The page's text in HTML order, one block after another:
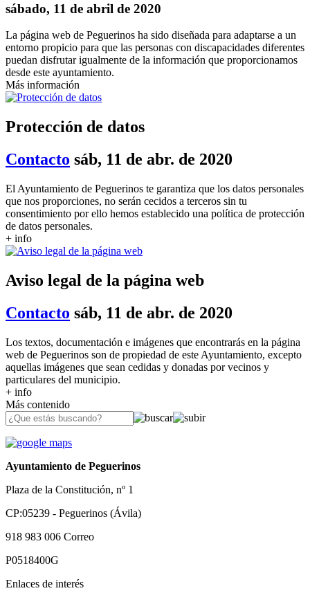
sábado, 11 de abril de 2020
La página web de Peguerinos ha sido diseñada para adaptarse a un
entorno propicio para que las personas con discapacidades diferentes
puedan disfrutar igualmente de la información que proporcionamos
desde este ayuntamiento.
Más información
Protección de datos
Contacto sáb, 11 de abr. de 2020
El Ayuntamiento de Peguerinos te garantiza que los datos personales
que nos proporciones, no serán cecidos a terceros sin tu
consentimiento por ello hemos establecido una política de protección
de datos personales.
+ info
Aviso legal de la página web
Contacto sáb, 11 de abr. de 2020
Los textos, documentación e imágenes que encontrarás en la página
web de Peguerinos son de propiedad de este Ayuntamiento, excepto
aquellas imágenes que sean cedidas y donadas por vecinos y
particulares del municipio.
+ info
Más contenido
Ayuntamiento de Peguerinos
Plaza de la Constitución, nº 1
CP:05239 - Peguerinos (Ávila)
918 983 006 Correo
P0518400G
Enlaces de interés